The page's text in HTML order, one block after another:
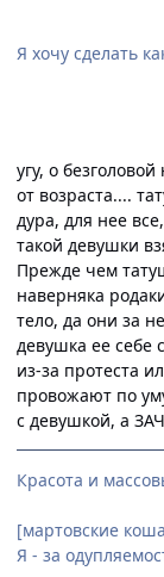
Я хочу сделать
угу, о
от возраста....
дура, для нее
такой девушки
Прежде чем
наверняка
тело, да они за
девушка ее себе
из-за протеста
провожают по
с девушкой, а
Красота и
[мартовские
Я - за